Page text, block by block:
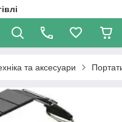
та аксесуари